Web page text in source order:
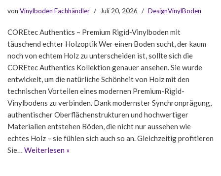
von Vinylboden Fachhändler Juli 20, 2026 DesignVinylBoden
COREtec Authentics – Premium Rigid-Vinylboden mit
täuschend echter Holzoptik Wer einen Boden sucht, der kaum
noch von echtem Holz zu unterscheiden ist, sollte sich die
COREtec Authentics Kollektion genauer ansehen. Sie wurde
entwickelt, um die natürliche Schönheit von Holz mit den
technischen Vorteilen eines modernen Premium-Rigid-
Vinylbodens zu verbinden. Dank modernster Synchronprägung,
authentischer Oberflächenstrukturen und hochwertiger
Materialien entstehen Böden, die nicht nur aussehen wie
echtes Holz – sie fühlen sich auch so an. Gleichzeitig profitieren
Sie… Weiterlesen »